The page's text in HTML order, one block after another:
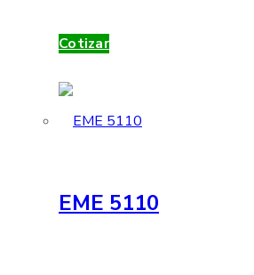
Cotizar
EME 5110